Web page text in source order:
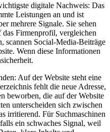
digitale Nachweis: Das
Leistungen an und ist
mehrere Signale. Sie sehen
das Firmenprofil, vergleichen
scannen Social-Media-Beiträge
Wenn diese Informationen
Auf der Website steht eine
fehlt die neue Adresse,
beworben, die auf der Website
unterscheiden sich zwischen
irritierend. Für Suchmaschinen
ein schwaches Signal, weil